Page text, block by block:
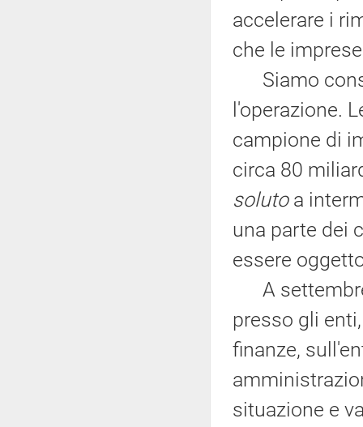
accelerare i
che le
Siamo
l'operazione.
campione di
circa 80
solutoa
una parte dei
essere
A
presso gli
finanze,
situazione e